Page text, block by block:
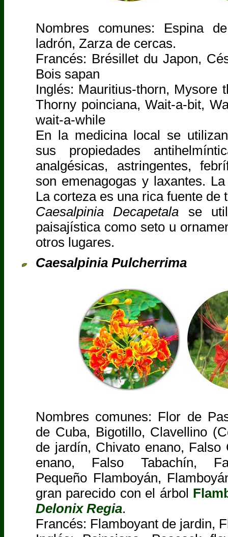
Nombres comunes: Espina
ladrón, Zarza de cercas.
Francés: Brésillet du Japon,
Bois sapan
Inglés: Mauritius-thorn, Mysore
Thorny poinciana, Wait-a-bit,
wait-a-while
En la medicina local se
sus propiedades
analgésicas, astringentes,
son emenagogas y laxantes.
La corteza es una rica fuente de
Caesalpinia Decapetala se
paisajística como seto u
otros lugares.
Caesalpinia Pulcherrima
Nombres comunes: Flor de
de Cuba, Bigotillo, Clavellino
de jardín, Chivato enano, Falso
enano, Falso Tabachín,
Pequeño Flamboyán,
gran parecido con el árbol
Delonix Regia.
Francés: Flamboyant de jardin,